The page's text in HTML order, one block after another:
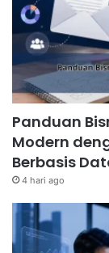
Panduan
Modern
Berbasis
4 hari ago